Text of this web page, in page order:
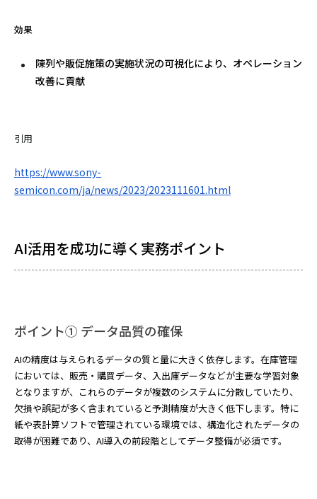
効果
陳列や販促施策の実施状況の可視化により、オペレーション
改善に貢献
引用
https://www.sony-
semicon.com/ja/news/2023/2023111601.html
AI活用を成功に導く実務ポイント
ポイント① データ品質の確保
AIの精度は与えられるデータの質と量に大きく依存します。在庫管理
においては、販売・購買データ、入出庫データなどが主要な学習対象
となりますが、これらのデータが複数のシステムに分散していたり、
欠損や誤記が多く含まれていると予測精度が大きく低下します。特に
紙や表計算ソフトで管理されている環境では、構造化されたデータの
取得が困難であり、AI導入の前段階としてデータ整備が必須です。